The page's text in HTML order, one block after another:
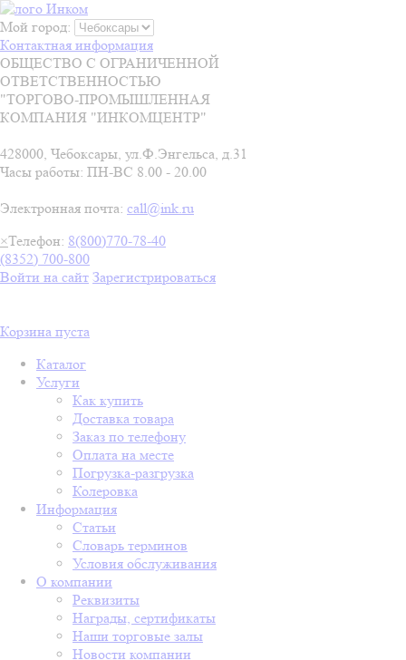
Мой город:
Контактная информация
ОБЩЕСТВО С ОГРАНИЧЕННОЙ
ОТВЕТСТВЕННОСТЬЮ
"ТОРГОВО-ПРОМЫШЛЕННАЯ
КОМПАНИЯ "ИНКОМЦЕНТР"
428000, Чебоксары, ул.Ф.Энгельса, д.31
Часы работы: ПН-ВС 8.00 - 20.00
Электронная почта: call@ink.ru
×Телефон: 8(800)770-78-40
(8352) 700-800
Войти на сайт Зарегистрироваться
Корзина пуста
Каталог
Услуги
Как купить
Доставка товара
Заказ по телефону
Оплата на месте
Погрузка-разгрузка
Колеровка
Информация
Статьи
Словарь терминов
Условия обслуживания
О компании
Реквизиты
Награды, сертификаты
Наши торговые залы
Новости компании